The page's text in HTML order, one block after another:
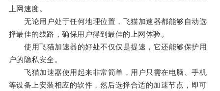
上网速度。
无论用户处于任何地理位置，飞猫加速器都能够自动选
择最佳的线路，确保用户得到最佳的上网体验。
使用飞猫加速器的好处不仅仅是提速，它还能够保护用
户的隐私安全。
飞猫加速器使用起来非常简单，用户只需在电脑、手机
等设备上安装相应的软件，然后选择合适的加速节点，即可